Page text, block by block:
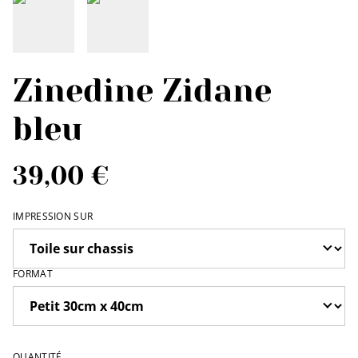
Zinedine Zidane
bleu
39,00 €
IMPRESSION SUR
FORMAT